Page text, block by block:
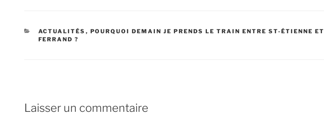
CATÉGORIES
ACTUALITÉS , POURQUOI DEMAIN JE PRENDS LE TRAIN ENTRE ST-ÉTIENNE
FERRAND ?
Laisser un commentaire